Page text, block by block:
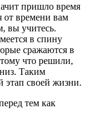
пришло время
от времени вам
вы учитесь.
в спину
сражаются в
что решили,
Таким
этап своей жизни.